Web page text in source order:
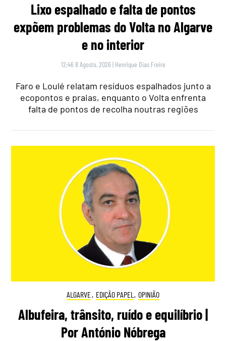
Lixo espalhado e falta de pontos
expõem problemas do Volta no Algarve
e no interior
12:46 8 Agosto, 2026 | Henrique Dias Freire
Faro e Loulé relatam resíduos espalhados junto a
ecopontos e praias, enquanto o Volta enfrenta
falta de pontos de recolha noutras regiões
ALGARVE, EDIÇÃO PAPEL , OPINIÃO
Albufeira, trânsito, ruído e equilíbrio |
Por António Nóbrega